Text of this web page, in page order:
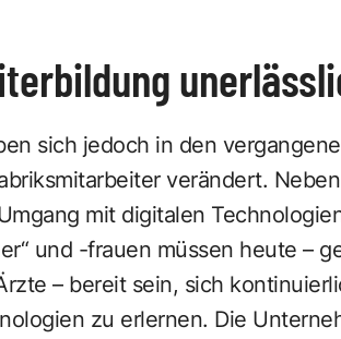
sich jedoch in den
verändert.
mit digitalen
und -frauen müssen heute –
– bereit sein, sich
zu erlernen. Die